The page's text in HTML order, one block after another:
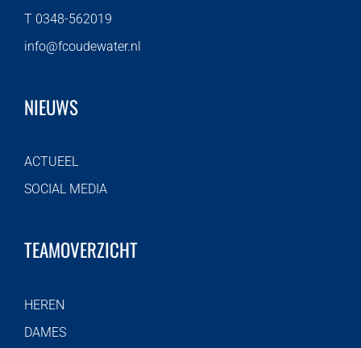
T 0348-562019
info@fcoudewater.nl
NIEUWS
ACTUEEL
SOCIAL MEDIA
TEAMOVERZICHT
HEREN
DAMES